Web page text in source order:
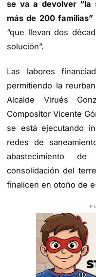
se va a devolver “la
más de 200 familias”
“que llevan dos
solución”.
Las labores
permitiendo la
Alcalde Virués
Compositor Vicente
se está ejecutando
redes de
abastecimiento
consolidación del
finalicen en otoño de